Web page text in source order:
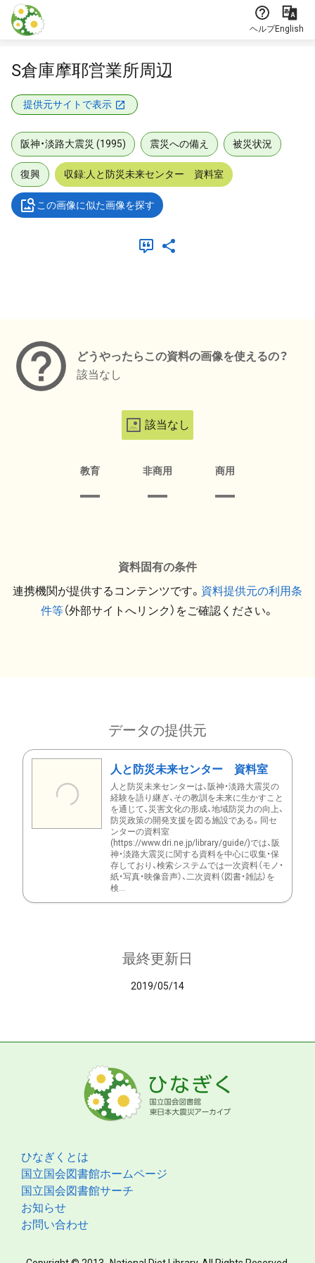
本文に飛ぶ
ヘルプEnglish
S倉庫摩耶営業所周辺
提供元サイトで表示
阪神・淡路大震災 (1995) 震災への備え 被災状況
復興 収録:人と防災未来センター 資料室
この画像に似た画像を探す
どうやったらこの資料の画像を使えるの？
該当なし
該当なし
教育 非商用 商用
資料固有の条件
連携機関が提供するコンテンツです。 資料提供元の利用条
件等（外部サイトへリンク）をご確認ください。
データの提供元
人と防災未来センター 資料室
人と防災未来センターは、阪神・淡路大震災の
経験を語り継ぎ、その教訓を未来に生かすこと
を通じて、災害文化の形成、地域防災力の向上、
防災政策の開発支援を図る施設である。同セ
ンターの資料室
(https://www.dri.ne.jp/library/guide/)では、阪
神・淡路大震災に関する資料を中心に収集・保
存しており、検索システムでは一次資料（モノ・
紙・写真・映像音声）、二次資料（図書・雑誌）を
検...
最終更新日
2019/05/14
ひなぎくとは
国立国会図書館ホームページ
国立国会図書館サーチ
お知らせ
お問い合わせ